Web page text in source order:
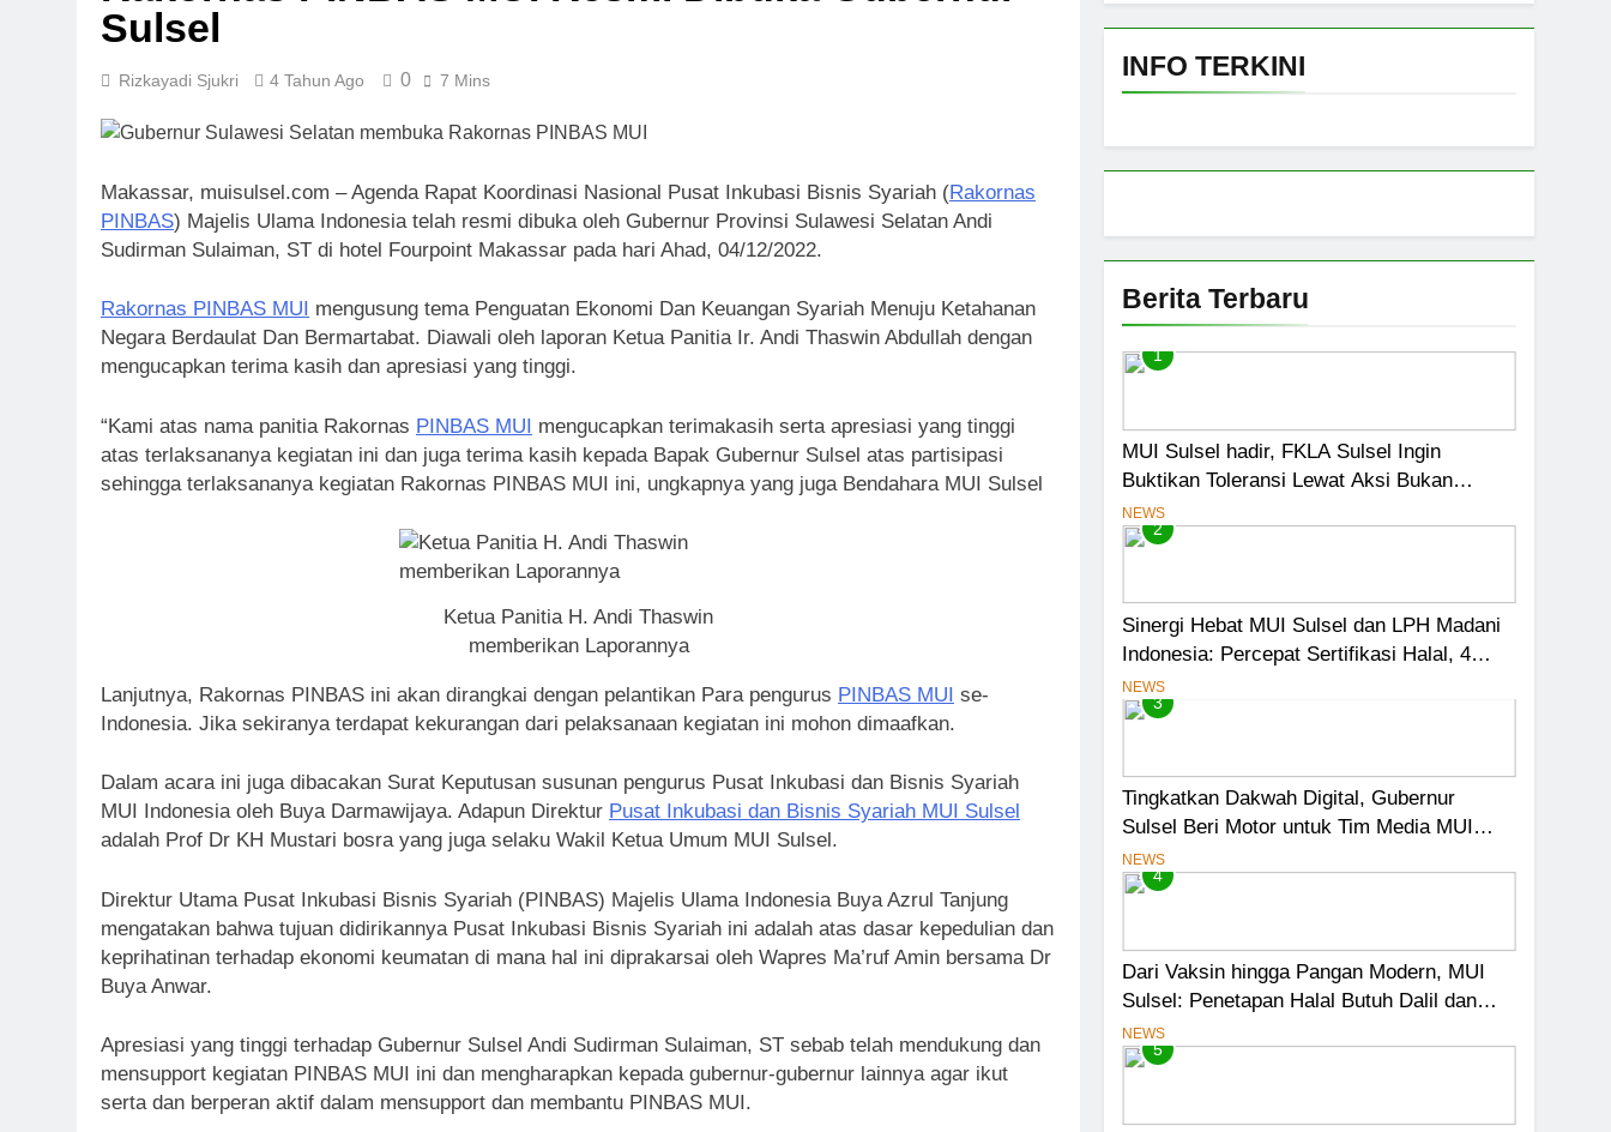
Label Halal Belum Ada, Bolehkah Dibeli? MUI Sulsel Jelaskan Batas Kaidah Darurat
1 Minggu Ago
Panitia Musda IX MUI Sulsel Bangun Sinergi dengan PT Semen Tonasa
KENCINGILAH SUMUR ZAMZAM, NISCAYA KAMU AKAN TERKENAL (Ketika Sensasi Menjadi Jalan Pintas Menuju
Popularitas)
Musda MUI Sulsel Bangun Kolaborasi dengan UNM, Pencerahan Kalbu Mahasiswa Jadi Prioritas
Sulsel
Rizkayadi Sjukri 4 Tahun Ago 0 7 Mins
Makassar, muisulsel.com – Agenda Rapat Koordinasi Nasional Pusat Inkubasi Bisnis Syariah (Rakornas
PINBAS) Majelis Ulama Indonesia telah resmi dibuka oleh Gubernur Provinsi Sulawesi Selatan Andi
Sudirman Sulaiman, ST di hotel Fourpoint Makassar pada hari Ahad, 04/12/2022.
Rakornas PINBAS MUI mengusung tema Penguatan Ekonomi Dan Keuangan Syariah Menuju Ketahanan
Negara Berdaulat Dan Bermartabat. Diawali oleh laporan Ketua Panitia Ir. Andi Thaswin Abdullah dengan
mengucapkan terima kasih dan apresiasi yang tinggi.
“Kami atas nama panitia Rakornas PINBAS MUI mengucapkan terimakasih serta apresiasi yang tinggi
atas terlaksananya kegiatan ini dan juga terima kasih kepada Bapak Gubernur Sulsel atas partisipasi
sehingga terlaksananya kegiatan Rakornas PINBAS MUI ini, ungkapnya yang juga Bendahara MUI Sulsel
Ketua Panitia H. Andi Thaswin
memberikan Laporannya
Lanjutnya, Rakornas PINBAS ini akan dirangkai dengan pelantikan Para pengurus PINBAS MUI se-
Indonesia. Jika sekiranya terdapat kekurangan dari pelaksanaan kegiatan ini mohon dimaafkan.
Dalam acara ini juga dibacakan Surat Keputusan susunan pengurus Pusat Inkubasi dan Bisnis Syariah
MUI Indonesia oleh Buya Darmawijaya. Adapun Direktur Pusat Inkubasi dan Bisnis Syariah MUI Sulsel
adalah Prof Dr KH Mustari bosra yang juga selaku Wakil Ketua Umum MUI Sulsel.
Direktur Utama Pusat Inkubasi Bisnis Syariah (PINBAS) Majelis Ulama Indonesia Buya Azrul Tanjung
mengatakan bahwa tujuan didirikannya Pusat Inkubasi Bisnis Syariah ini adalah atas dasar kepedulian dan
keprihatinan terhadap ekonomi keumatan di mana hal ini diprakarsai oleh Wapres Ma’ruf Amin bersama Dr
Buya Anwar.
Apresiasi yang tinggi terhadap Gubernur Sulsel Andi Sudirman Sulaiman, ST sebab telah mendukung dan
mensupport kegiatan PINBAS MUI ini dan mengharapkan kepada gubernur-gubernur lainnya agar ikut
serta dan berperan aktif dalam mensupport dan membantu PINBAS MUI.
INFO TERKINI
Berita Terbaru
1
MUI Sulsel hadir, FKLA Sulsel Ingin
Buktikan Toleransi Lewat Aksi Bukan
Seremoni
NEWS
2
Sinergi Hebat MUI Sulsel dan LPH Madani
Indonesia: Percepat Sertifikasi Halal, 4
Pelaku Usaha Mikro Lulus Sidang Fatwa
NEWS
3
Tingkatkan Dakwah Digital, Gubernur
Sulsel Beri Motor untuk Tim Media MUI
Sulawesi Selatan
NEWS
4
Dari Vaksin hingga Pangan Modern, MUI
Sulsel: Penetapan Halal Butuh Dalil dan
Sains
NEWS
5